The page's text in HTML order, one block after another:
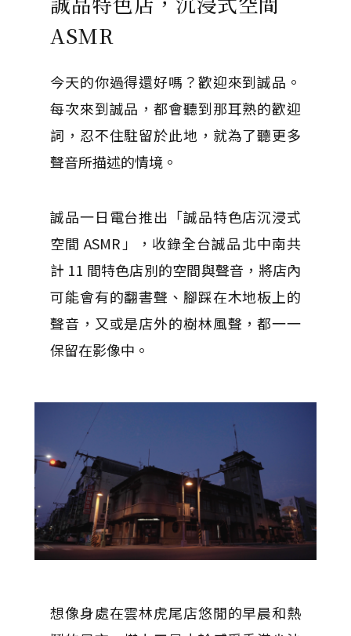
ASMR
今天的你過得還好嗎？歡迎來到誠品。
每次來到誠品，都會聽到那耳熟的歡迎
詞，忍不住駐留於此地，就為了聽更多
聲音所描述的情境。
誠品一日電台推出「誠品特色店沉浸式
空間 ASMR」，收錄全台誠品北中南共
計 11 間特色店別的空間與聲音，將店內
可能會有的翻書聲、腳踩在木地板上的
聲音，又或是店外的樹林風聲，都一一
保留在影像中。
想像身處在雲林虎尾店悠閒的早晨和熱